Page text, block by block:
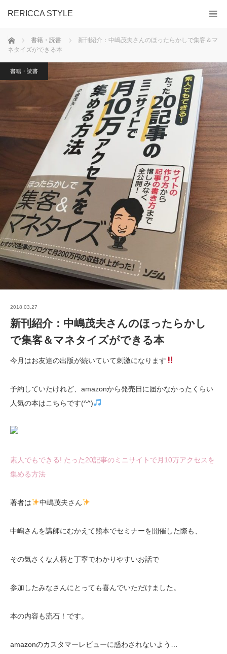
RERICCA STYLE
ホーム 書籍・読書
新刊紹介：中嶋茂夫さんのほったらかしで集客＆マ
ネタイズができる本
書籍・読書
2018.03.27
新刊紹介：中嶋茂夫さんのほったらかし
で集客＆マネタイズができる本
今月はお友達の出版が続いていて刺激になります
予約していたけれど、amazonから発売日に届かなかったくらい
人気の本はこちらです(^^)
素人でもできる! たった20記事のミニサイトで月10万アクセスを
集める方法
著者は 中嶋茂夫さん
中嶋さんを講師にむかえて熊本でセミナーを開催した際も、
その気さくな人柄と丁寧でわかりやすいお話で
参加したみなさんにとっても喜んでいただけました。
本の内容も流石！です。
amazonのカスタマーレビューに惑わされないよう…